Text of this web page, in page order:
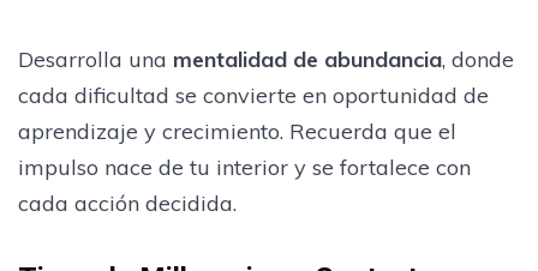
Desarrolla una mentalidad de abundancia, donde
cada dificultad se convierte en oportunidad de
aprendizaje y crecimiento. Recuerda que el
impulso nace de tu interior y se fortalece con
cada acción decidida.